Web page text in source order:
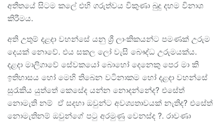
අතීතයේ සිටම කලේ එහි ගරුත්වය විකුණා බුදු දහම විනාශ
කිරීමය.
අති උතුම් දළදා වහන්සේ යනු ශ්‍රී ලාංකිකයන්ට පමණක් උරුම
දෙයක් නොවේ. එය සකල ලෝ වැසි බෞද්ධ උරුමයක්ය.
දළදා මාලිගාවේ සේවකයෝ බොහෝ දෙනෙකු පෙර මා කි
ඉතිහාසය හෝ මෙහි තිබෙන වටිනාකම හෝ දළදා වහන්සේ
සුරැකිය යුත්තේ කෙසේද යන්න නොදන්නේද? එසේත්
නොමැති නම් ඒ සදහා ඔවුන්ට අවශ්‍යතාවයක් නැතිද? එසේත්
නොමැතිනම් ඔවුන්ගේ පටු අරමුණු වෙනස්ද ?. රාවණා